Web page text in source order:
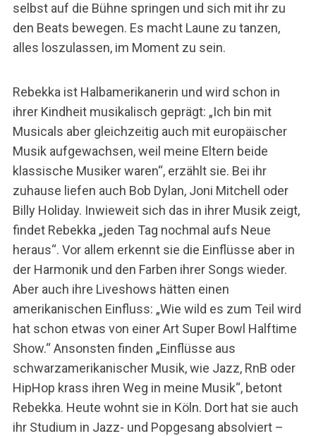
selbst auf die Bühne springen und sich mit ihr zu
den Beats bewegen. Es macht Laune zu tanzen,
alles loszulassen, im Moment zu sein.
Rebekka ist Halbamerikanerin und wird schon in
ihrer Kindheit musikalisch geprägt: „Ich bin mit
Musicals aber gleichzeitig auch mit europäischer
Musik aufgewachsen, weil meine Eltern beide
klassische Musiker waren“, erzählt sie. Bei ihr
zuhause liefen auch Bob Dylan, Joni Mitchell oder
Billy Holiday. Inwieweit sich das in ihrer Musik zeigt,
findet Rebekka „jeden Tag nochmal aufs Neue
heraus“. Vor allem erkennt sie die Einflüsse aber in
der Harmonik und den Farben ihrer Songs wieder.
Aber auch ihre Liveshows hätten einen
amerikanischen Einfluss: „Wie wild es zum Teil wird
hat schon etwas von einer Art Super Bowl Halftime
Show.“ Ansonsten finden „Einflüsse aus
schwarzamerikanischer Musik, wie Jazz, RnB oder
HipHop krass ihren Weg in meine Musik“, betont
Rebekka. Heute wohnt sie in Köln. Dort hat sie auch
ihr Studium in Jazz- und Popgesang absolviert –